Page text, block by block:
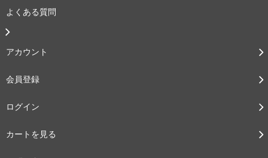
よくある質問
アカウント
会員登録
ログイン
カートを見る